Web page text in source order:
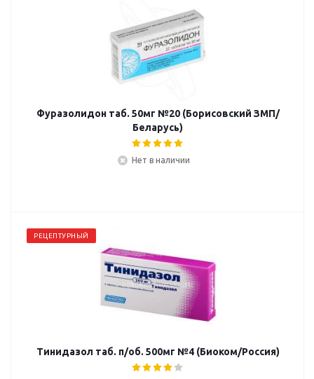
Фуразолидон таб. 50мг №20 (Борисовский ЗМП/
Беларусь)
Нет в наличии
РЕЦЕПТУРНЫЙ
Тинидазол таб. п/об. 500мг №4 (Биоком/Россия)